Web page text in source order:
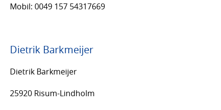
Mobil: 0049 157 54317669
Dietrik Barkmeijer
Dietrik Barkmeijer
25920 Risum-Lindholm